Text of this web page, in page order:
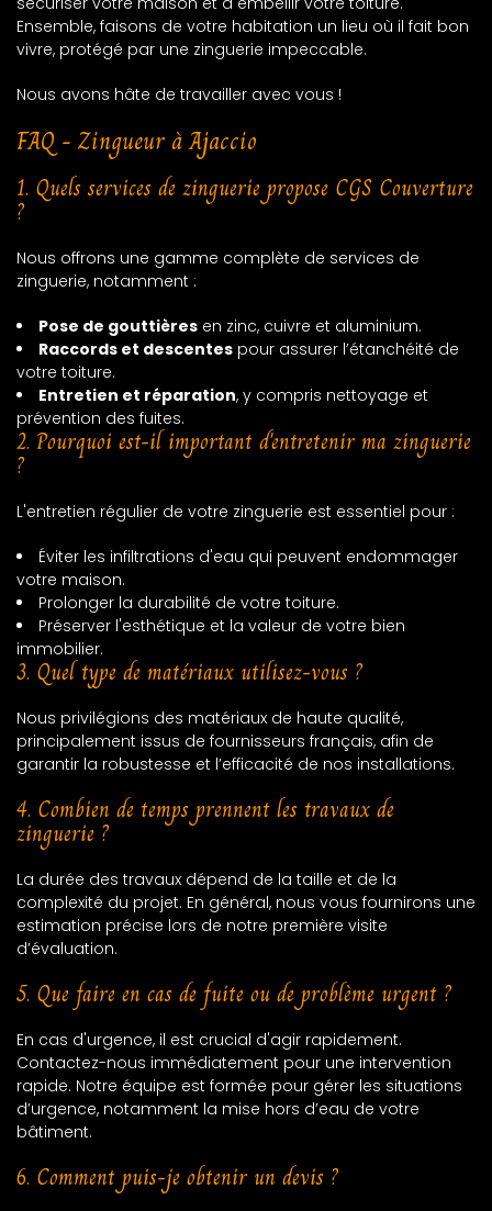
Ensemble, faisons de votre habitation un lieu où il fait bon
vivre, protégé par une zinguerie impeccable.
Nous avons hâte de travailler avec vous !
FAQ - Zingueur à Ajaccio
1. Quels services de zinguerie propose CGS Couverture
?
Nous offrons une gamme complète de services de
zinguerie, notamment :
Pose de gouttières en zinc, cuivre et aluminium.
Raccords et descentes pour assurer l’étanchéité de
votre toiture.
Entretien et réparation, y compris nettoyage et
prévention des fuites.
2. Pourquoi est-il important d'entretenir ma zinguerie
?
L'entretien régulier de votre zinguerie est essentiel pour :
Éviter les infiltrations d'eau qui peuvent endommager
votre maison.
Prolonger la durabilité de votre toiture.
Préserver l'esthétique et la valeur de votre bien
immobilier.
3. Quel type de matériaux utilisez-vous ?
Nous privilégions des matériaux de haute qualité,
principalement issus de fournisseurs français, afin de
garantir la robustesse et l’efficacité de nos installations.
4. Combien de temps prennent les travaux de
zinguerie ?
La durée des travaux dépend de la taille et de la
complexité du projet. En général, nous vous fournirons une
estimation précise lors de notre première visite
d’évaluation.
5. Que faire en cas de fuite ou de problème urgent ?
En cas d'urgence, il est crucial d'agir rapidement.
Contactez-nous immédiatement pour une intervention
rapide. Notre équipe est formée pour gérer les situations
d’urgence, notamment la mise hors d’eau de votre
bâtiment.
6. Comment puis-je obtenir un devis ?